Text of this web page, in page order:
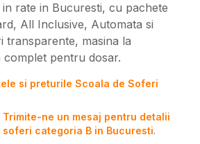
rate in Bucuresti, cu pachete
All Inclusive, Automata si
transparente, masina la
complet pentru dosar.
si preturile Scoala de Soferi
Trimite-ne un mesaj pentru detalii
categoria B in Bucuresti.